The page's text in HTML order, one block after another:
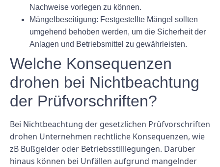
Nachweise vorlegen zu können.
Mängelbeseitigung: Festgestellte Mängel sollten
umgehend behoben werden, um die Sicherheit der
Anlagen und Betriebsmittel zu gewährleisten.
Welche Konsequenzen
drohen bei Nichtbeachtung
der Prüfvorschriften?
Bei Nichtbeachtung der gesetzlichen Prüfvorschriften
drohen Unternehmen rechtliche Konsequenzen, wie
zB Bußgelder oder Betriebsstilllegungen. Darüber
hinaus können bei Unfällen aufgrund mangelnder